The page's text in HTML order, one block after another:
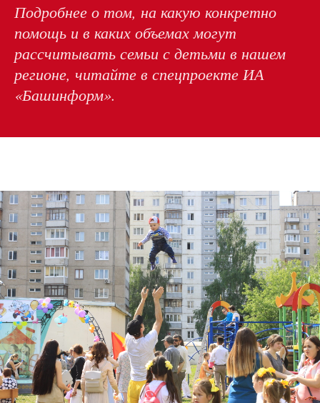
Подробнее о том, на какую конкретно
помощь и в каких объемах могут
рассчитывать семьи с детьми в нашем
регионе, читайте в спецпроекте ИА
«Башинформ».